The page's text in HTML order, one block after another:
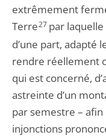
extrêmement
Terre27par laquelle
d’une part, adapté
rendre réellement
qui est concerné,
astreinte d’un
par semestre –
injonctions